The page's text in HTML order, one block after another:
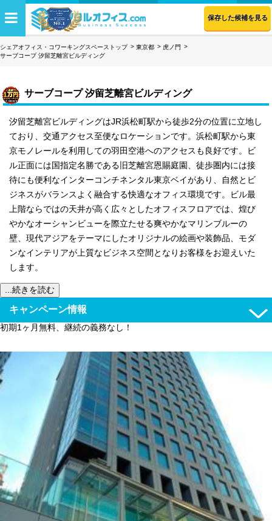
保存した候補を見る
シェアオフィス・コワーキングスペーストップ 東京都
虎ノ門
サーブコープ 汐留芝離宮ビルディング
サーブコープ 汐留芝離宮ビルディング
汐留芝離宮ビルディングはJR浜松町駅から徒歩2分の位置に立地し
ており、交通アクセス至便なロケーションです。浜松町駅から東
京モノレールを利用しての羽田空港へのアクセスも良好です。ビ
ル正面には国指定名勝である旧芝離宮恩賜庭園、徒歩圏内には接
待にも便利なインターコンチネンタル東京ベイがあり、自然とビ
ジネスがバランスよく融合する快適なオフィス環境です。ビル最
上階ならではの天井が高く広々としたオフィスフロアでは、煌び
やかなオーシャンビューを際立たせる爽やかなマリンブルーの
壁、現代アジアをテーマにしたオリジナルの絵画や装飾品、モダ
ンなインテリアが上質なビジネス空間となりお客様をお迎えいた
します。
...続きを読む
キャンペーン情報
初期1ヶ月無料、継続の義務なし！